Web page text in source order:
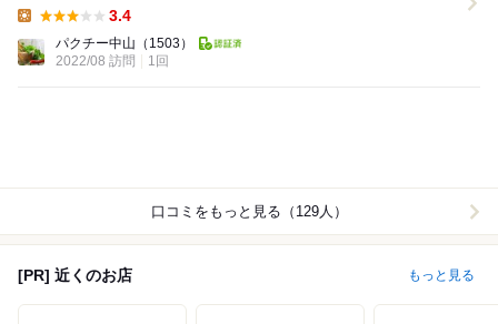
3.4
パクチー中山 （1503）
2022/08 訪問
1回
口コミをもっと見る（129人）
[PR] 近くのお店 もっと見る